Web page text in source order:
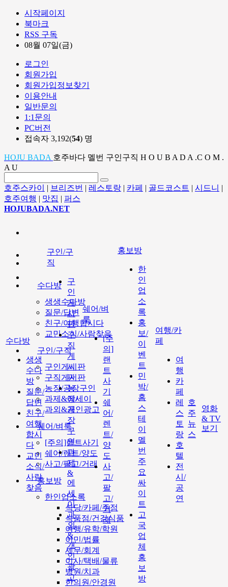
시작페이지
북마크
RSS 구독
08월 07일(금)
로그인
회원가입
회원가입정보찾기
이용안내
일반문의
1:1문의
PC버전
접속자 3,192(54) 명
HOJU BADA 호주바다 멜번 구인구직 H O U B A D A .C O M .
A U
호주스카이 | 브리즈번 | 레스토랑 | 카페 | 골드코스트 | 시드니 |
호주여행 | 맛집 | 퍼스
HOJUBADA.NET
수다방
생생수다방
질문/답변
친구/여행합시다
교민소식/사람찾음
구인/구직
구인게시판
구직게시판
농장/공장구인
과제&에세이
과외&개인광고
쉐어/벼룩
[주의]랜트사기
쉐어/렌트/양도
사고/팔고/거래
홍보방
한인업소록
식당/카페/주점
식품점/건강식품
여행/유학/학원
이민/법률
세무/회계
이사/택배/물류
병원/치과
한의원/안경원
수다방
생생
수다
방
질문/
답변
친구/
여행
합시
다
교민
소식/
사람
찾음
구인/구
직
구
인
게
시
판
구
직
게
시
판
농
장/
공
장
구
인
과
제
&
에
세
이
과
외
&
개
인
광
고
쉐어/벼
룩
[주
의]
랜
트
사
기
쉐
어/
렌
트/
양
도
사
고/
팔
고/
거
래
홍보방
한
인
업
소
록
홍
보/
이
벤
트
민
박/
홈
스
테
이
멜
번
주
요
싸
이
트
고
국
업
체
홍
보
방
여행/카
페
여
행
카
페
레
스
토
랑
호
텔
전
시/
공
연
호
주
뉴
스
영화
& TV
보기